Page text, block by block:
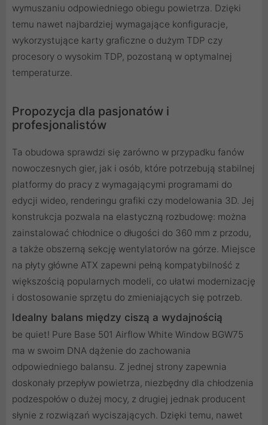
wymuszaniu odpowiedniego obiegu powietrza. Dzięki
temu nawet najbardziej wymagające konfiguracje,
wykorzystujące karty graficzne o dużym TDP czy
procesory o wysokim TDP, pozostaną w optymalnej
temperaturze.
Propozycja dla pasjonatów i
profesjonalistów
Ta obudowa sprawdzi się zarówno w przypadku fanów
nowoczesnych gier, jak i osób, które potrzebują stabilnej
platformy do pracy z wymagającymi programami do
edycji wideo, renderingu grafiki czy modelowania 3D. Jej
konstrukcja pozwala na elastyczną rozbudowę: można
zainstalować chłodnice o długości do 360 mm z przodu,
a także obszerną sekcję wentylatorów na górze. Miejsce
na płyty główne ATX zapewni pełną kompatybilność z
większością popularnych modeli, co ułatwi modernizację
i dostosowanie sprzętu do zmieniających się potrzeb.
Idealny balans między ciszą a wydajnością
be quiet! Pure Base 501 Airflow White Window BGW75
ma w swoim DNA dążenie do zachowania
odpowiedniego balansu. Z jednej strony zapewnia
doskonały przepływ powietrza, niezbędny dla chłodzenia
podzespołów o dużej mocy, z drugiej jednak producent
słynie z rozwiązań wyciszających. Dzięki temu, nawet